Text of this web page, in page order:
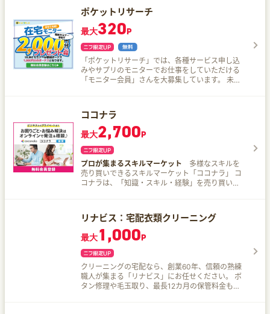
あるの？ エステ 人気の大手エステサロンにお客様
として来店して、エステ体験をします。 お店の雰
囲気や店員さんの対応・サービスをチェックする
だけのお仕事です。 美容用品 化粧品やコスメなど
実際に商品を使用してアンケートに答えるお仕事
です。 綺麗になりながらお仕事ができる人気のモ
ニターです。 サプリ 大手健康食品メーカーのサプ
リなどを実際に使用して感想をいただきます。 自
宅にお取り寄せできるので、在宅で勤務可能で
ポケットリサーチ
最大320P
「ポケットリサーチ」では、各種サービス申し込
みやサプリのモニターでお仕事をしていただける
「モニター会員」さんを大募集しています。 未経
自宅にお取り寄せできるので、在宅で勤務可能で
す。 サービス申し込み 保険の見積もり、口座開
設、セミナー参加などご自身の興味のある案件な
どご自身の興味のある案件を体験いただけます。
美容用品 化粧品やコスメなど実際に商品を使用し
てアンケートに答えるお仕事です。 綺麗になりな
がらお仕事ができる人気のモニターです。 短期間
でお金を稼ぎたい方必見です♪
ココナラ
最大2,700P
プロが集まるスキルマーケット 多様なスキルを
売り買いできるスキルマーケット「ココナラ」 コ
コナラは、「知識・スキル・経験」を売り買いで
り、デザイン、イラスト、Webサイト制作、動
画・音楽制作といった「制作系」から、ビジネ
ス・マーケティングの「サポート・代行」、美
容・ファッション、キャリアの「相談系」まで、
多岐にわたるサービスが出品されています。 利用
者は、出品されているサービスを購入するだけで
なく、仕事や人材の募集をしたり、プロフェッシ
ョナルな人材に直接アプローチしたりすることも
可能です。 取引はすべてココナラが仲介するた
リナビス：宅配衣類クリーニング
最大1,000P
クリーニングの宅配なら、創業60年、信頼の熟練
職人が集まる「リナビス」にお任せください。 ボ
タン修理や毛玉取り、最長12カ月の保管料金も往